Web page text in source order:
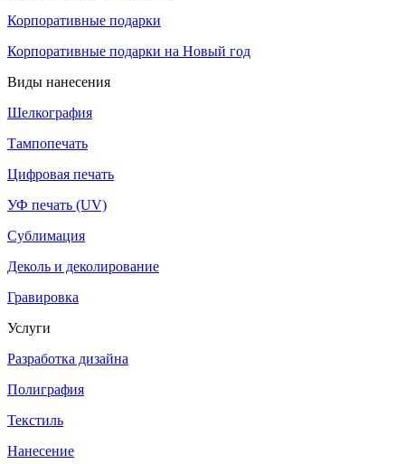
Корпоративные подарки
Корпоративные подарки на Новый год
Виды нанесения
Шелкография
Тампопечать
Цифровая печать
УФ печать (UV)
Сублимация
Деколь и деколирование
Гравировка
Услуги
Разработка дизайна
Полиграфия
Текстиль
Нанесение